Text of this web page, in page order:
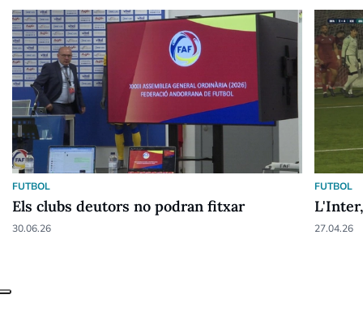
FUTBOL
Els clubs deutors no podran fitxar
30.06.26
FUTBOL
27.04.26